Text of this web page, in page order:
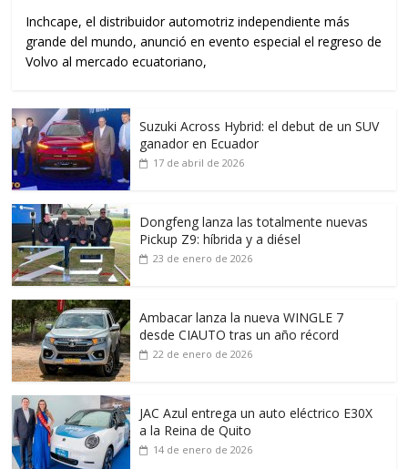
Inchcape, el distribuidor automotriz independiente más
grande del mundo, anunció en evento especial el regreso de
Volvo al mercado ecuatoriano,
Suzuki Across Hybrid: el debut de un SUV
ganador en Ecuador
17 de abril de 2026
Dongfeng lanza las totalmente nuevas
Pickup Z9: híbrida y a diésel
23 de enero de 2026
Ambacar lanza la nueva WINGLE 7
desde CIAUTO tras un año récord
22 de enero de 2026
JAC Azul entrega un auto eléctrico E30X
a la Reina de Quito
14 de enero de 2026